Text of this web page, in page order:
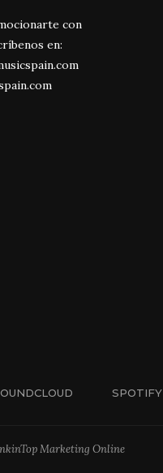
con
en:
SPOTIFY
Marketing Online